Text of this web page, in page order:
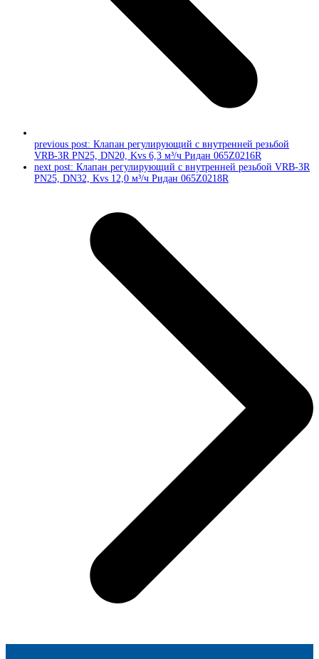
previous post: Клапан регулирующий с внутренней резьбой
VRB-3R PN25, DN20, Kvs 6,3 м³/ч Ридан 065Z0216R
next post: Клапан регулирующий с внутренней резьбой VRB-3R
PN25, DN32, Kvs 12,0 м³/ч Ридан 065Z0218R